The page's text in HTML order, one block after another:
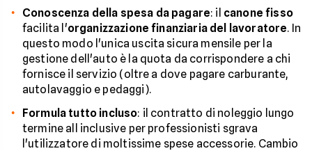
Conoscenza della spesa da pagare: il canone fisso
facilita l'organizzazione finanziaria del lavoratore. In
questo modo l'unica uscita sicura mensile per la
gestione dell'auto è la quota da corrispondere a chi
fornisce il servizio (oltre a dove pagare carburante,
autolavaggio e pedaggi).
Formula tutto incluso: il contratto di noleggio lungo
termine all inclusive per professionisti sgrava
l'utilizzatore di moltissime spese accessorie. Cambio